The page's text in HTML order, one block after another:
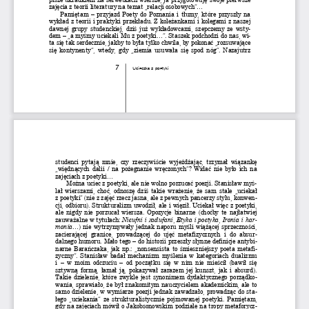
Ucieczka z poetyki
7
zajęcia z teorii literatury na temat „relacji osobowych”...
Pamiętam – przyjazd Poety do Poznania i tłumy, które przyszły na
wykład z teorii i praktyki przekładu. Z koleżankami i kolegami z naszej
dawnej grupy studenckiej, dziś już wykładowcami, szepczemy ze wsty-
dem – „a myśmy uciekali Mu z poetyki...”. Staszek podchodzi do nas, wi-
ta się tak serdecznie, jakby to była tylko chwila, by pokonać „rozsuwające
się kontynenty”, wtedy, gdy „ziemia usuwała się spod nóg”. Nazajutrz
studenci  pytają  mnie,  czy  rzeczywiście  wyjeżdżając,
  trzymał  wiązankę
„więdnących dalii / na pożegnanie wręczonych”? Widać nie było ich na
zajęciach z poetyki...
Można uciec z poetyki, ale nie wolno porzucać poezji. Stanisław myś-
lał wierszami, choć, odnoszę dziś takie wrażenie, że sam stale „uciekał
z poetyki” (nie z zajęć rzecz jasna, ale z pewnych pancerzy stylu, konwen-
cji, odbioru). Strukturalizm uwodził, ale i więził. Uciekał więc z poetyki,
ale nigdy nie porzucał wiersza. Opozycje binarne (choćby te najłatwiej
zauważalne w tytułach: Nieufni i zadufani , Etyka i poetyka
Ironia i har-
monia
...) nie wytrzymywały jednak naporu myśli wiążącej sprzeczności,
zacierającej  granice,  prowadzącej  do  ujęć  metafizycznych  i  do  absur-
dalnego humoru. Mało tego – do historii przeszły słynne definicje antybi-
narne Barańczaka, jak np.: „nonsensista to śmieszniejszy poeta metafi-
zyczny”. Stanisław badał mechanizm myślenia w kategoriach dualizmu
i  –  w  moim  odczuciu  –  od  początku  się  w  nim  nie  mieścił  (bawił  się
sztywną formą, łamał ją, pokazywał zarazem jej kunszt, jak i absurd).
Takie dzielenie, które zwykle jest synonimem dydaktycznego porządko-
wania, sprawiało, że był znakomitym nauczycielem akademickim, ale to
samo dzielenie, w wymiarze poezji jednak zawadzało, prowadząc do sta-
łego „uciekania” ze strukturalistycznie pojmowanej poetyki. Pamiętam,
gdy na zajęciach mówił o Jakobsonowskim podziale na tropy metaforycz-